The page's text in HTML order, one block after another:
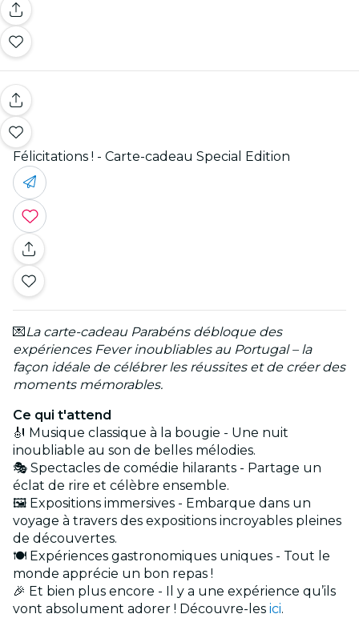
Félicitations ! - Carte-cadeau Special Edition
💌 La carte-cadeau Parabéns débloque des
expériences Fever inoubliables au Portugal – la
façon idéale de célébrer les réussites et de créer des
moments mémorables.
Ce qui t'attend
🎻 Musique classique à la bougie - Une nuit
inoubliable au son de belles mélodies.
🎭 Spectacles de comédie hilarants - Partage un
éclat de rire et célèbre ensemble.
🖼️ Expositions immersives - Embarque dans un
voyage à travers des expositions incroyables pleines
de découvertes.
🍽️ Expériences gastronomiques uniques - Tout le
monde apprécie un bon repas !
🎉 Et bien plus encore - Il y a une expérience qu’ils
vont absolument adorer ! Découvre-les ici.